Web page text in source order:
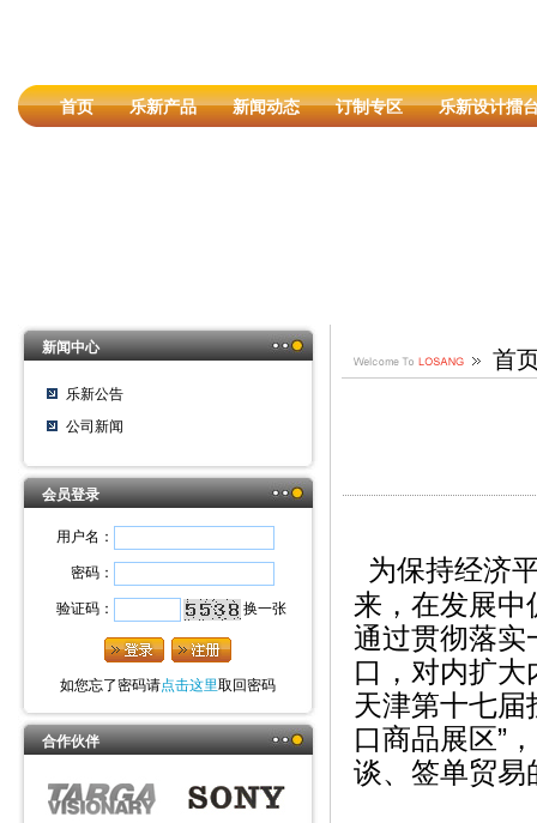
首页 乐新产品 新闻动态 订制专区 乐新设计擂
新闻中心
乐新公告
公司新闻
会员登录
用户名：
密码：
验证码： 换一张
如您忘了密码请点击这里取回密码
合作伙伴
首
为保持经济
来，在发展中
通过贯彻落实
口，对内扩大
天津第十七届
口商品展区”
谈、签单贸